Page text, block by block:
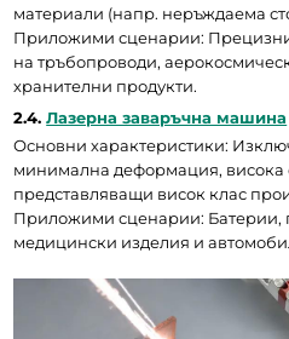
материали (напр. неръждаема
Приложими сценарии:
на тръбопроводи,
хранителни продукти.
2.4. Лазерна заваръчна машина
Основни характеристики:
минимална деформация, висока
представляващи висок клас
Приложими сценарии: Батерии,
медицински изделия и